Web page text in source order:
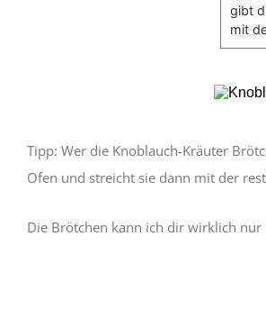
gibt
mit
Tipp: Wer die Knoblauch-Kräuter
Ofen und streicht sie dann mit der
Die Brötchen kann ich dir wirklich